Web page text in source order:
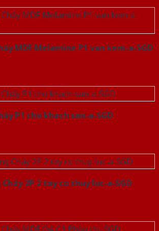
MDF Melamine P1 van kem-a-SGD
P1 cho khach san-a-SGD
2P 2 tay co thuy luc-a-SGD